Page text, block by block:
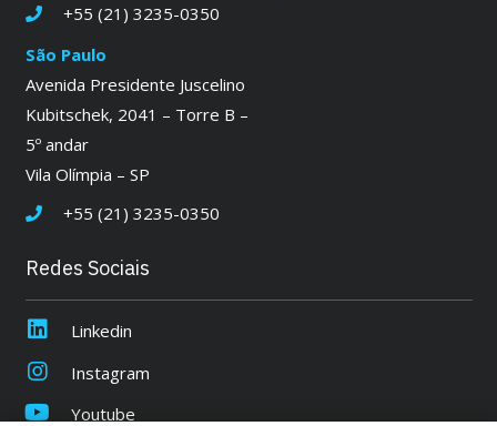
+55 (21) 3235-0350
São Paulo
Avenida Presidente Juscelino
Kubitschek, 2041 – Torre B –
5º andar
Vila Olímpia – SP
+55 (21) 3235-0350
Redes Sociais
Linkedin
Instagram
Youtube